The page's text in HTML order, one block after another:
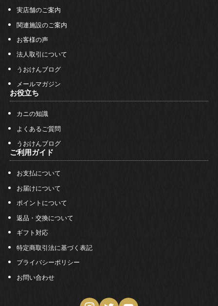
実店舗のご案内
関連施設のご案内
お客様の声
法人取引について
うおけんブログ
メールマガジン
お役立ち
カニの知識
よくあるご質問
うおけんブログ
ご利用ガイド
お支払について
お届けについて
ポイントについて
返品・交換について
ギフト対応
特定商取引法に基づく表記
プライバシーポリシー
お問い合わせ